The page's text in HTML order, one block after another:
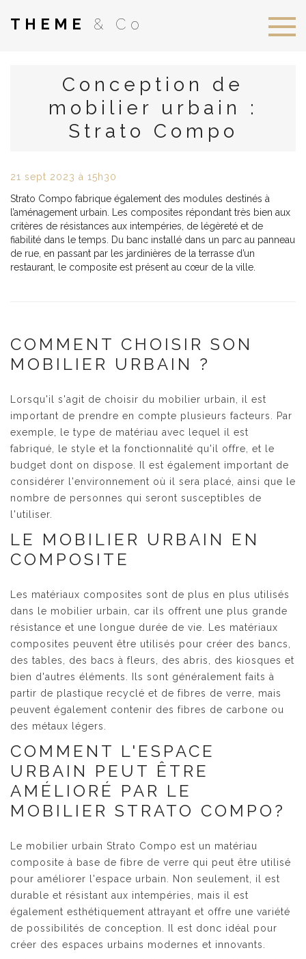
THEME & Co
Conception de
mobilier urbain :
Strato Compo
21 sept 2023 à 15h30
Strato Compo fabrique également des modules destinés à
l’aménagement urbain. Les composites répondant très bien aux
critères de résistances aux intempéries, de légèreté et de
fiabilité dans le temps. Du banc installé dans un parc au panneau
de rue, en passant par les jardinières de la terrasse d’un
restaurant, le composite est présent au cœur de la ville.
COMMENT CHOISIR SON
MOBILIER URBAIN ?
Lorsqu'il s'agit de choisir du mobilier urbain, il est
important de prendre en compte plusieurs facteurs. Par
exemple, le type de matériau avec lequel il est
fabriqué, le style et la fonctionnalité qu'il offre, et le
budget dont on dispose. Il est également important de
considérer l'environnement où il sera placé, ainsi que le
nombre de personnes qui seront susceptibles de
l'utiliser.
LE MOBILIER URBAIN EN
COMPOSITE
Les matériaux composites sont de plus en plus utilisés
dans le mobilier urbain, car ils offrent une plus grande
résistance et une longue durée de vie. Les matériaux
composites peuvent être utilisés pour créer des bancs,
des tables, des bacs à fleurs, des abris, des kiosques et
bien d'autres éléments. Ils sont généralement faits à
partir de plastique recyclé et de fibres de verre, mais
peuvent également contenir des fibres de carbone ou
des métaux légers.
COMMENT L'ESPACE
URBAIN PEUT ÊTRE
AMÉLIORÉ PAR LE
MOBILIER STRATO COMPO?
Le mobilier urbain Strato Compo est un matériau
composite à base de fibre de verre qui peut être utilisé
pour améliorer l'espace urbain. Non seulement, il est
durable et résistant aux intempéries, mais il est
également esthétiquement attrayant et offre une variété
de possibilités de conception. Il est donc idéal pour
créer des espaces urbains modernes et innovants.